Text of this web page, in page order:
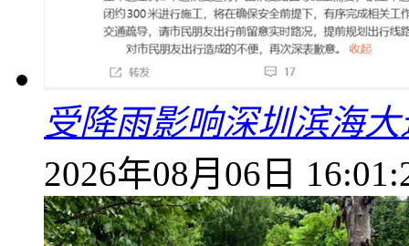
受降雨影响深圳滨海
2026年08月06日